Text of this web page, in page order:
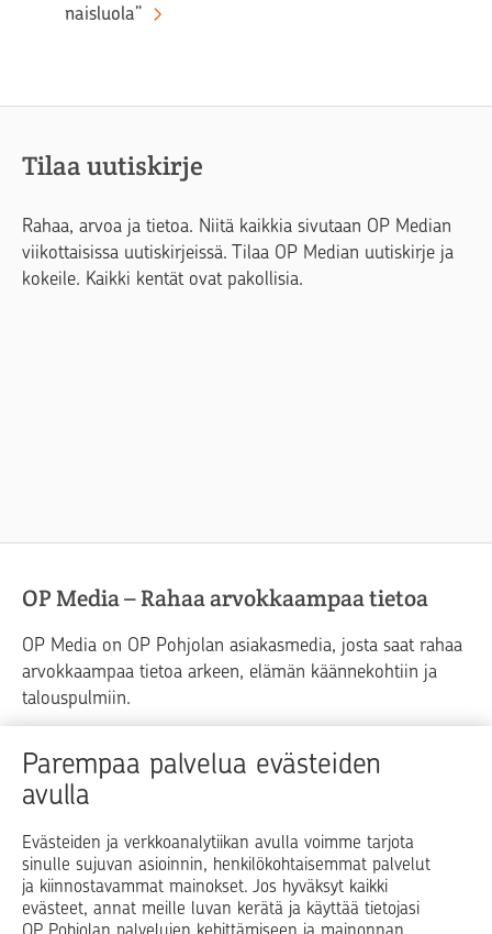
Parempaa palvelua evästeiden
avulla
Evästeiden ja verkkoanalytiikan avulla voimme tarjota
sinulle sujuvan asioinnin, henkilökohtaisemmat palvelut
ja kiinnostavammat mainokset. Jos hyväksyt kaikki
evästeet, annat meille luvan kerätä ja käyttää tietojasi
naisluola”
Tilaa uutiskirje
Rahaa, arvoa ja tietoa. Niitä kaikkia sivutaan OP Median
viikottaisissa uutiskirjeissä. Tilaa OP Median uutiskirje ja
kokeile. Kaikki kentät ovat pakollisia.
OP Media – Rahaa arvokkaampaa tietoa
OP Media on OP Pohjolan asiakasmedia, josta saat rahaa
arvokkaampaa tietoa arkeen, elämän käännekohtiin ja
talouspulmiin.
Raha Elämä
Yrityselämä
Blogit ja puheenvuorot
Op.fi OP Koti Pohjola Vahinkoapu
Facebook
X LinkedInInstagram